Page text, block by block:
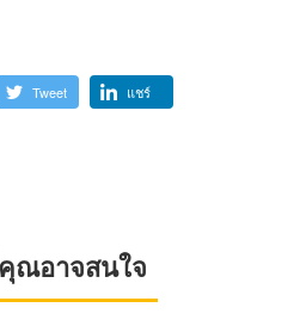
Tweet แชร์
ณอาจสนใจ